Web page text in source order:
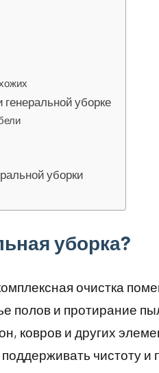
уборке
уборки
уборка?
очистка
полов и протирание
ковров и других
чистоту